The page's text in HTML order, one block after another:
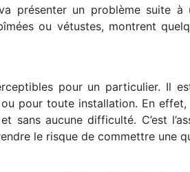
présenter un problème suite
ou vétustes, montrent
pour un particulier. Il
pour toute installation. En
sans aucune difficulté. C’est
le risque de commettre une